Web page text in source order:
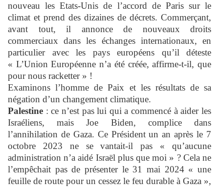
nouveau les Etats-Unis de l’accord de Paris sur le
climat et prend des dizaines de décrets. Commerçant,
avant tout, il annonce de nouveaux droits
commerciaux dans les échanges internationaux, en
particulier avec les pays européens qu’il déteste
« L’Union Européenne n’a été créée, affirme-t-il, que
pour nous racketter » !
Examinons l’homme de Paix et les résultats de sa
négation d’un changement climatique.
Palestine : ce n’est pas lui qui a commencé à aider les
Israéliens, mais Joe Biden, complice dans
l’annihilation de Gaza. Ce Président un an après le 7
octobre 2023 ne se vantait-il pas « qu’aucune
administration n’a aidé Israël plus que moi » ? Cela ne
l’empêchait pas de présenter le 31 mai 2024 « une
feuille de route pour un cessez le feu durable à Gaza »,